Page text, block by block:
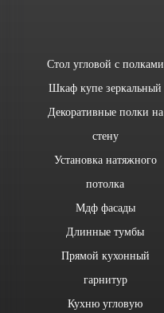
Стол угловой с полками
Шкаф купе зеркальный
Декоративные полки на
стену
Установка натяжного
потолка
Мдф фасады
Длинные тумбы
Прямой кухонный
гарнитур
Кухню угловую